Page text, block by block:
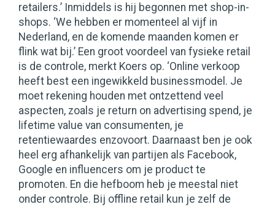
retailers.’ Inmiddels is hij begonnen met shop-in-
shops. ‘We hebben er momenteel al vijf in
Nederland, en de komende maanden komen er
flink wat bij.’ Een groot voordeel van fysieke retail
is de controle, merkt Koers op. ‘Online verkoop
heeft best een ingewikkeld businessmodel. Je
moet rekening houden met ontzettend veel
aspecten, zoals je return on advertising spend, je
lifetime value van consumenten, je
retentiewaardes enzovoort. Daarnaast ben je ook
heel erg afhankelijk van partijen als Facebook,
Google en influencers om je product te
promoten. En die hefboom heb je meestal niet
onder controle. Bij offline retail kun je zelf de